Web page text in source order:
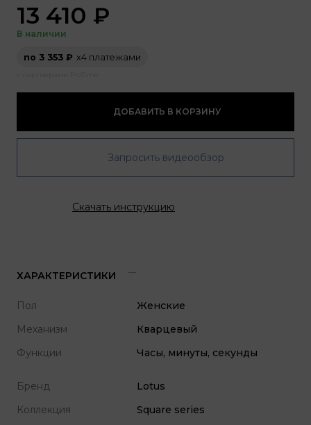
13 410 ₽
В наличии
по 3 353 ₽ х4 платежами
ДОБАВИТЬ В КОРЗИНУ
Запросить видеообзор
Скачать инструкцию
ХАРАКТЕРИСТИКИ
Пол
Женские
Механизм
Кварцевый
Функции
Часы, минуты, секунды
Бренд
Lotus
Коллекция
Square series